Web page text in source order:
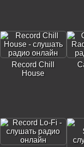
Record Chill
House